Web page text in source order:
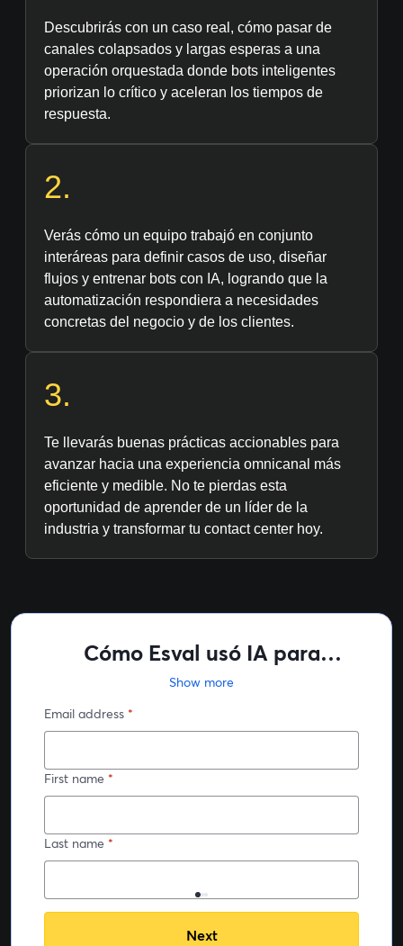
Descubrirás con un caso real, cómo pasar de
canales colapsados y largas esperas a una
operación orquestada donde bots inteligentes
priorizan lo crítico y aceleran los tiempos de
respuesta.
2.
Verás cómo un equipo trabajó en conjunto
interáreas para definir casos de uso, diseñar
flujos y entrenar bots con IA, logrando que la
automatización respondiera a necesidades
concretas del negocio y de los clientes.
3.
Te llevarás buenas prácticas accionables para
avanzar hacia una experiencia omnicanal más
eficiente y medible. No te pierdas esta
oportunidad de aprender de un líder de la
industria y transformar tu contact center hoy.